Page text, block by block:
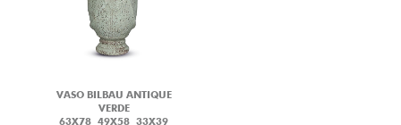
VASO BILBAU ANTIQUE
VERDE
63X78 49X58 33X39